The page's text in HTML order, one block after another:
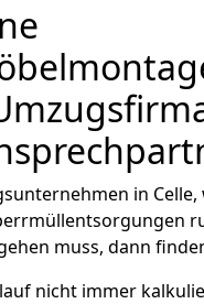
in
muss, dann
nicht immer